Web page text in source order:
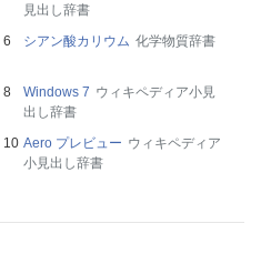
見出し辞書
シアン酸カリウム 化学物質辞書
Windows 7 ウィキペディア小見
出し辞書
Aero プレビュー ウィキペディア
小見出し辞書